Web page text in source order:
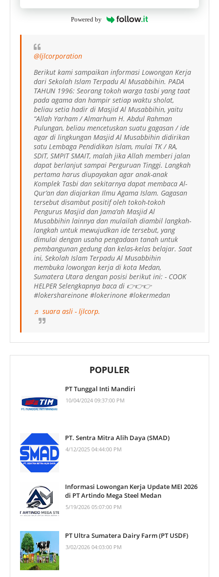
Powered by
@ljlcorporation
Berikut kami sampaikan informasi Lowongan Kerja
dari Sekolah Islam Terpadu Al Musabbihin. PADA
TAHUN 1996: Seorang tokoh warga tasbi yang taat
pada agama dan hampir setiap waktu sholat,
beliau setia hadir di Masjid Al Musabbihin, yaitu
“Allah Yarham / Almarhum H. Abdul Rahman
Pulungan, beliau mencetuskan suatu gagasan / ide
agar di lingkungan Masjid Al Musabbihin didirikan
satu Lembaga Pendidikan Islam, mulai TK / RA,
SDIT, SMPIT SMAIT, malah jika Allah memberi jalan
dapat berlanjut sampai Perguruan Tinggi. Langkah
pertama harus diupayakan agar anak-anak
Komplek Tasbi dan sekitarnya dapat membaca Al-
Qur’an dan diajarkan Ilmu Agama Islam. Gagasan
tersebut disambut positif oleh tokoh-tokoh
Pengurus Masjid dan Jama’ah Masjid Al
Musabbihin lainnya dan mulailah diambil langkah-
langkah untuk mewujudkan ide tersebut, yang
dimulai dengan usaha pengadaan tanah untuk
pembangunan gedung dan kelas-kelas belajar. Saat
ini, Sekolah Islam Terpadu Al Musabbihin
membuka lowongan kerja di kota Medan,
Sumatera Utara dengan posisi berikut ini: - COOK
HELPER Selengkapnya baca di 👉👉👉
#lokershareinone #lokerinone #lokermedan
♬ suara asli - ljlcorp.
POPULER
PT Tunggal Inti Mandiri
10/04/2024 09:37:00 PM
PT. Sentra Mitra Alih Daya (SMAD)
4/12/2025 04:44:00 PM
Informasi Lowongan Kerja Update MEI 2026
di PT Artindo Mega Steel Medan
5/19/2026 05:07:00 PM
PT Ultra Sumatera Dairy Farm (PT USDF)
3/02/2026 04:03:00 PM